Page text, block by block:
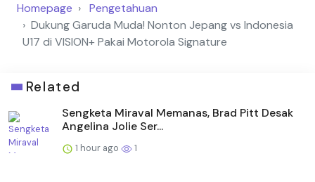
Homepage
Pengetahuan
Dukung Garuda Muda! Nonton Jepang vs Indonesia
U17 di VISION+ Pakai Motorola Signature
Related
Sengketa Miraval Memanas, Brad Pitt Desak
Angelina Jolie Ser...
1 hour ago 1